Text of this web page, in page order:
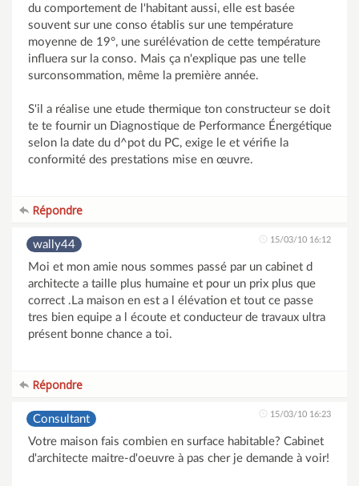
du comportement de l'habitant aussi, elle est basée
souvent sur une conso établis sur une température
moyenne de 19°, une surélévation de cette température
influera sur la conso. Mais ça n'explique pas une telle
surconsommation, même la première année.
S'il a réalise une etude thermique ton constructeur se doit
te te fournir un Diagnostique de Performance Énergétique
selon la date du d^pot du PC, exige le et vérifie la
conformité des prestations mise en œuvre.
Répondre
wally44 15/03/10 16:12
Moi et mon amie nous sommes passé par un cabinet d
architecte a taille plus humaine et pour un prix plus que
correct .La maison en est a l élévation et tout ce passe
tres bien equipe a l écoute et conducteur de travaux ultra
présent bonne chance a toi.
Répondre
Consultant 15/03/10 16:23
Votre maison fais combien en surface habitable? Cabinet
d'architecte maitre-d'oeuvre à pas cher je demande à voir!